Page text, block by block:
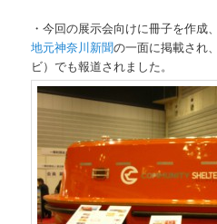
・今回の展示会向けに冊子を作成
地元神奈川新聞の一面に掲載され
ビ）でも報道されました。